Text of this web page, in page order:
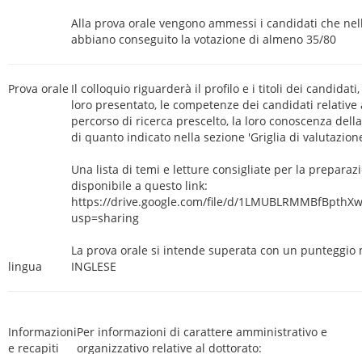
Alla prova orale vengono ammessi i candidati che
abbiano conseguito la votazione di almeno 35/80
Prova orale Il colloquio riguarderà il profilo e i titoli dei
loro presentato, le competenze dei candidati
percorso di ricerca prescelto, la loro conoscenza
di quanto indicato nella sezione 'Griglia di
Una lista di temi e letture consigliate per la
disponibile a questo link:
https://drive.google.com/file/d/
usp=sharing
La prova orale si intende superata con un punteggio
lingua
INGLESE
Informazioni
e recapiti
Per informazioni di carattere amministrativo e
organizzativo relative al dottorato: